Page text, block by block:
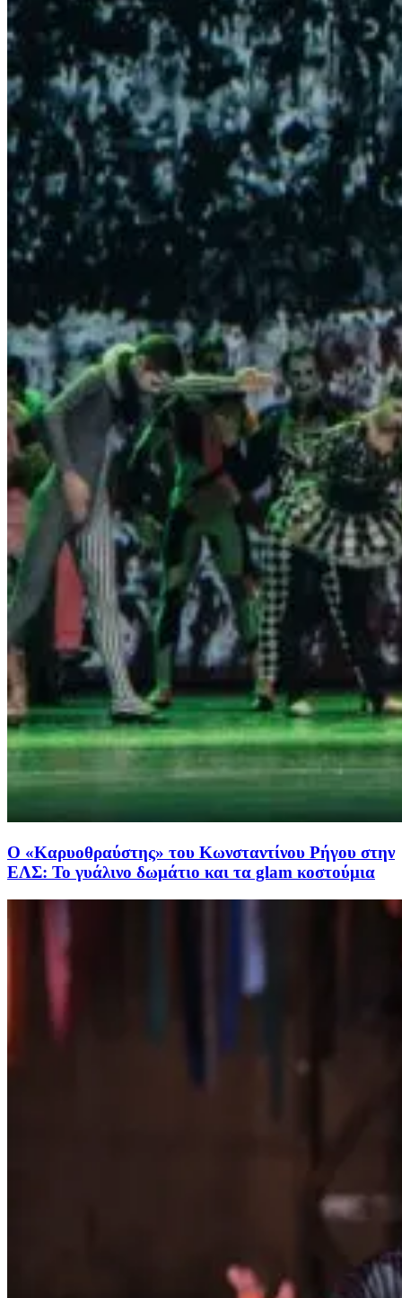
Ο «Καρυοθραύστης» του Κωνσταντίνου Ρήγου στην
ΕΛΣ: Το γυάλινο δωμάτιο και τα glam κοστούμια